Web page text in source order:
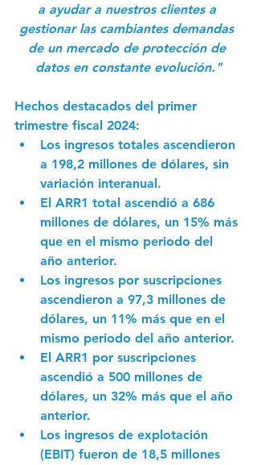
a ayudar a nuestros clientes a
gestionar las cambiantes demandas
de un mercado de protección de
datos en constante evolución."
Hechos destacados del primer
trimestre fiscal 2024:
Los ingresos totales ascendieron
a 198,2 millones de dólares, sin
variación interanual.
El ARR1 total ascendió a 686
millones de dólares, un 15% más
que en el mismo periodo del
año anterior.
Los ingresos por suscripciones
ascendieron a 97,3 millones de
dólares, un 11% más que en el
mismo periodo del año anterior.
El ARR1 por suscripciones
ascendió a 500 millones de
dólares, un 32% más que el año
anterior.
Los ingresos de explotación
(EBIT) fueron de 18,5 millones